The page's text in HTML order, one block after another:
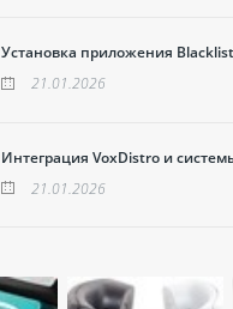
Установка приложения Blacklist
21.01.2026
Интеграция VoxDistro и
21.01.2026